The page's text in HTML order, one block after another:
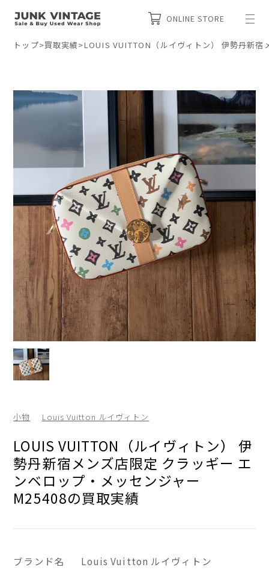
ONLINE STORE
トップ>買取実績>LOUIS VUITTON（ルイヴィトン） 伊勢丹新宿
小物 Louis Vuitton ルイヴィトン
LOUIS VUITTON（ルイヴィトン） 伊
勢丹新宿メンズ店限定 クラッギー エ
ンベロップ・メッセンジャー
M25408の買取実績
ブランド名
Louis Vuitton ルイヴィトン